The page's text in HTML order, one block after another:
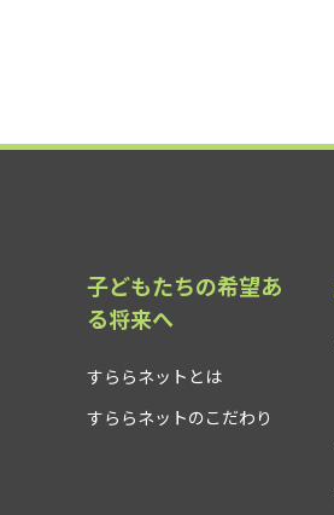
子どもたちの希望あ
る将来へ
すららネットとは
すららネットのこだわり